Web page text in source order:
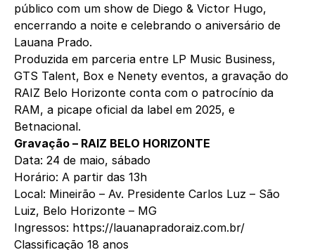
público com um show de Diego & Victor Hugo,
encerrando a noite e celebrando o aniversário de
Lauana Prado.
Produzida em parceria entre LP Music Business,
GTS Talent, Box e Nenety eventos, a gravação do
RAIZ Belo Horizonte conta com o patrocínio da
RAM, a picape oficial da label em 2025, e
Betnacional.
Gravação – RAIZ BELO HORIZONTE
Data: 24 de maio, sábado
Horário: A partir das 13h
Local: Mineirão – Av. Presidente Carlos Luz – São
Luiz, Belo Horizonte – MG
Ingressos: https://lauanapradoraiz.com.br/
Classificação 18 anos